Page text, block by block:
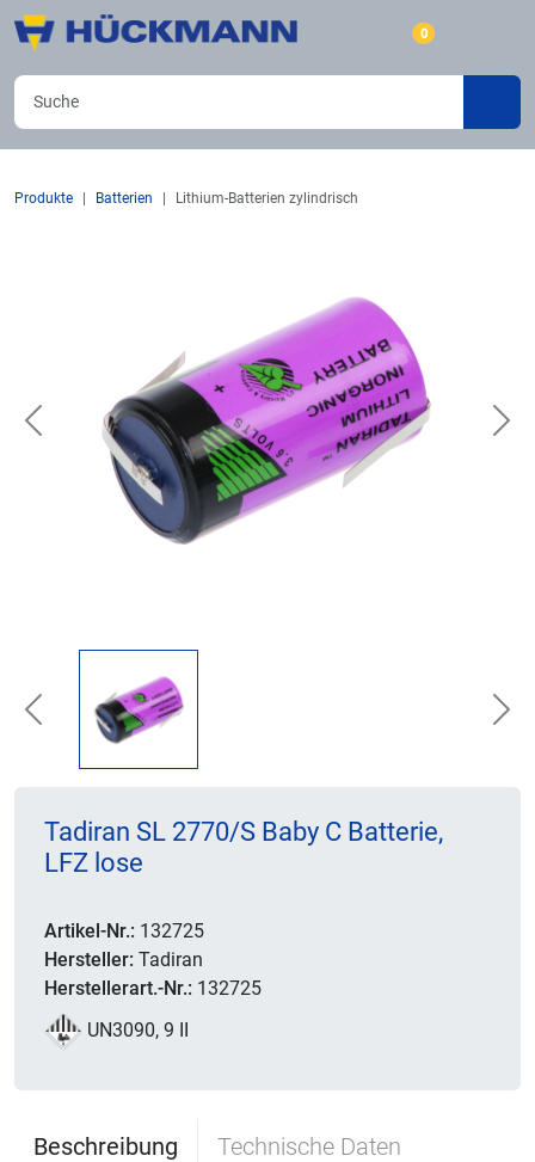
0
Produkte Batterien Lithium-Batterien zylindrisch
Previous
Previous
Tadiran SL 2770/S Baby C Batterie,
LFZ lose
Artikel-Nr.: 132725
Hersteller: Tadiran
Herstellerart.-Nr.: 132725
UN3090, 9 II
Beschreibung Technische Daten